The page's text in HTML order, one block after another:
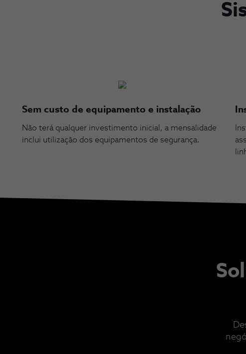
Sem custo de equipamento e instalação
Não terá qualquer investimento inicial, a mensalidade
inclui utilização dos equipamentos de segurança.